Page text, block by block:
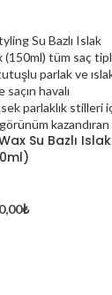
Su Bazlı Islak
₺